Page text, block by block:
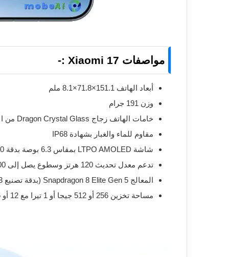
مواصفات Xiaomi 17 :-
أبعاد الهاتف 151.1×71.8×8.1 ملم
وزن 191 جرام
خامات الهاتف زجاج Dragon Crystal Glass من الأمام مع إطار من الألومنيوم
مقاوم للماء والغبار بشهادة IP68
شاشة LTPO AMOLED بمقاس 6.3 بوصة بدقة 1220×2656 بيكسل مع كثافة 464 بيكسل لكل بوصة
تدعم معدل تحديث 120 هرتز وسطوع يصل إلى 3500 شمعة، مع دعم +HDR10 و Dolby Vision
المعالج Snapdragon 8 Elite Gen 5 (بدقة تصنيع 3 نانومتر)
مساحة تخزين 256 أو 512 جيجا أو 1 تيرا مع 12 أو 16 جيجا رام